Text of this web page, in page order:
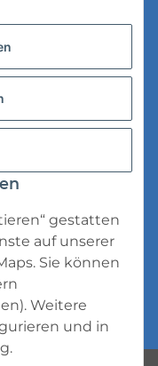
USt., zzgl.
gestatten
auf unserer
Sie können
Weitere
und in
.